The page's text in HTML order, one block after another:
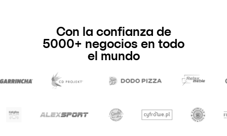
Con la confianza de
5000+ negocios en todo
el mundo